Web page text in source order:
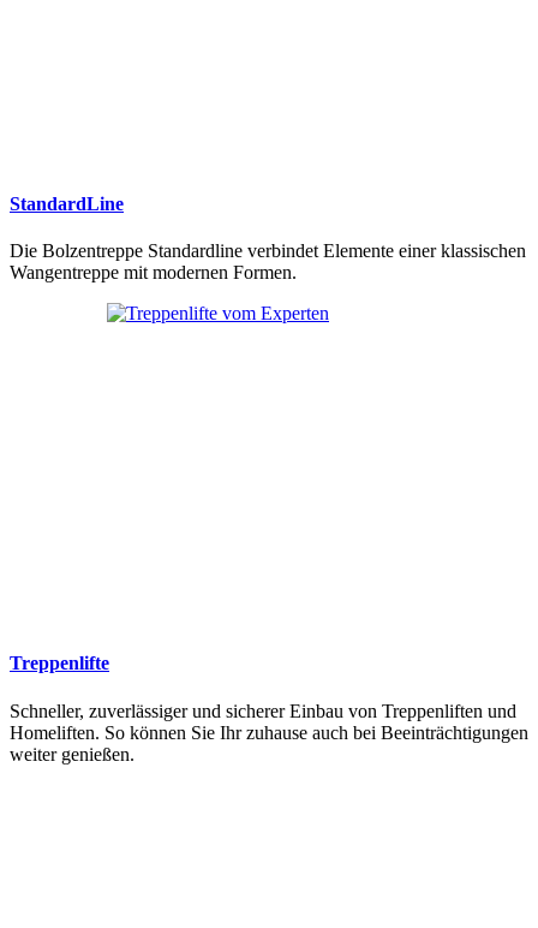
StandardLine
Die Bolzentreppe Standardline verbindet Elemente einer klassischen
Wangentreppe mit modernen Formen.
Treppenlifte
Schneller, zuverlässiger und sicherer Einbau von Treppenliften und
Homeliften. So können Sie Ihr zuhause auch bei Beeinträchtigungen
weiter genießen.